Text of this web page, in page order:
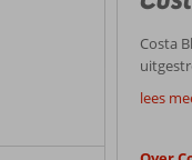
Costa
steden
de
lees